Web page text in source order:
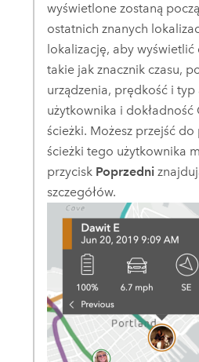
wyświetlone zostaną
ostatnich znanych
lokalizację, aby wyświetlić
takie jak znacznik czasu,
urządzenia, prędkość i typ
użytkownika i dokładność
ścieżki. Możesz przejść
ścieżki tego użytkownika
przycisk Poprzedni
szczegółów.